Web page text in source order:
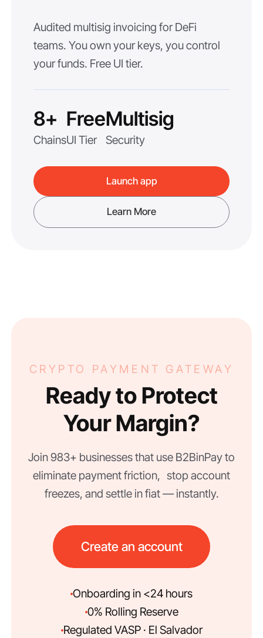
Audited multisig invoicing for DeFi
teams. You own your keys, you control
your funds. Free UI tier.
8+
Chains
Free
UI Tier
Multisig
Security
Launch app
Learn More
CRYPTO PAYMENT GATEWAY
Ready to Protect
Your Margin?
Join 983+ businesses that use B2BinPay to
eliminate payment friction, stop account
freezes, and settle in fiat — instantly.
Create an account
Onboarding in <24 hours
0% Rolling Reserve
Regulated VASP · El Salvador